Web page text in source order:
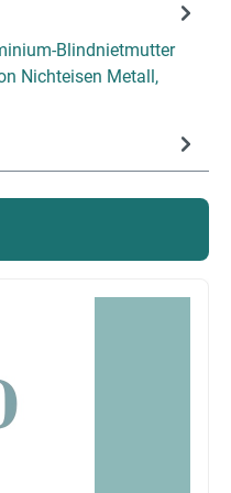
Blindnietmutter
Nichteisen Metall,